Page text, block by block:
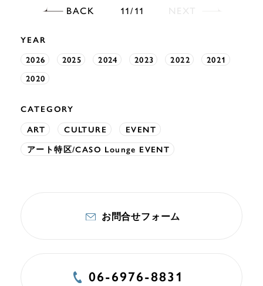
BACK 11 11 NEXT
YEAR
2026
2025 2024 2023 2022
2021
2020
CATEGORY
ART
CULTURE
EVENT
アート特区/CASO Lounge EVENT
お問合せフォーム
06-6976-8831